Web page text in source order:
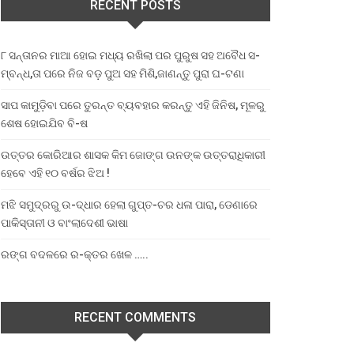
RECENT POSTS
୮ ସନ୍ତାନର ମାଆ ହୋଇ ମଧ୍ୟ ରଖିଲା ପର ପୁରୁଷ ସହ ଅବୈଧ ସ-
ମ୍ବନ୍ଧ,ତା ପରେ ନିଜ ବଡ଼ ପୁଅ ସହ ମିଶି,ଜାଣନ୍ତୁ ପୁରା ଘ-ଟଣା
ସାପ କାମୁଡ଼ିବା ପରେ ତୁରନ୍ତ ବ୍ୟବହାର କରନ୍ତୁ ଏହି ଜିନିଷ, ମୂଳରୁ
ଶେଷ ହୋଇଯିବ ବି-ଷ
ଉତ୍ତର କୋରିଆର ଶାସକ କିମ ଜୋଙ୍ଗ ଉନଙ୍କ ଉତ୍ତରାଧିକାରୀ
ହେବେ ଏହି ୧୦ ବର୍ଷର ଝିଅ !
ମଝି ସମୁଦ୍ରରୁ ଉ-ଦ୍ଧାର ହେଲା ଗୁପ୍ତ-ଚର ଧଳା ପାରା, ଡେଣାରେ
ପାକିସ୍ତାନୀ ଓ ବାଂଲାଦେଶୀ ଭାଷା
ରଙ୍ଗ ବଦଳରେ ର-କ୍ତର ଖେଳ …..
RECENT COMMENTS